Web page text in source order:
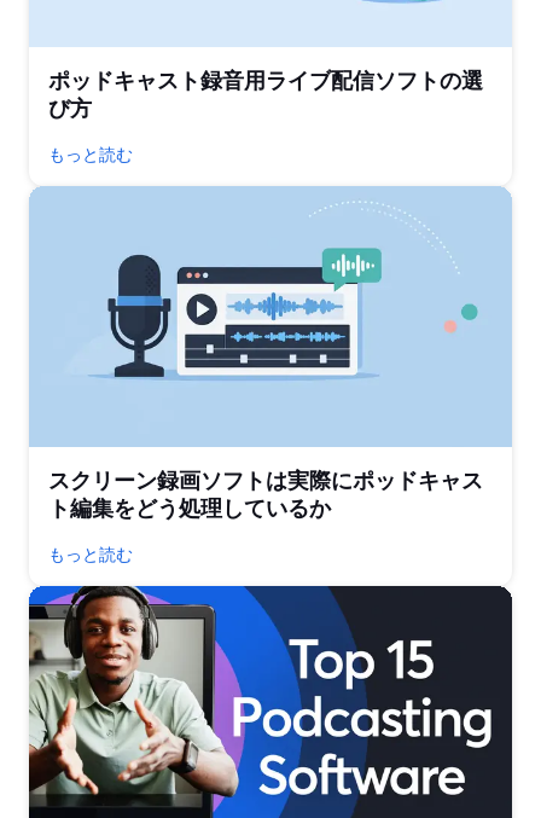
ポッドキャスト録音用ライブ配信ソフトの選
び方
もっと読む
スクリーン録画ソフトは実際にポッドキャス
ト編集をどう処理しているか
もっと読む